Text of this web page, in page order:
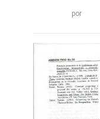
por